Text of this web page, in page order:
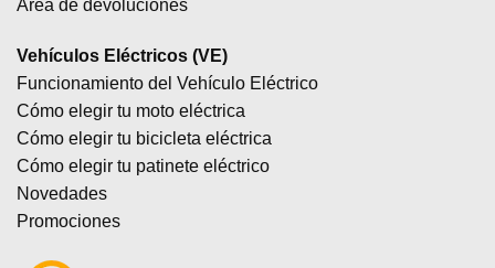
Área de devoluciones
Vehículos Eléctricos (VE)
Funcionamiento del Vehículo Eléctrico
Cómo elegir tu moto eléctrica
Cómo elegir tu bicicleta eléctrica
Cómo elegir tu patinete eléctrico
Novedades
Promociones